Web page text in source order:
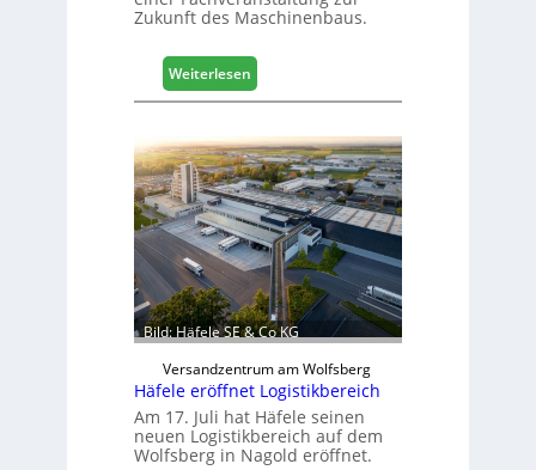
Zukunft des Maschinenbaus.
Weiterlesen:
M
s
c
h
i
n
e
n
b
a
u
d
i
g
i
t
Bild: Häfele SE & Co KG
Versandzentrum am Wolfsberg
Häfele eröffnet Logistikbereich
Am 17. Juli hat Häfele seinen
neuen Logistikbereich auf dem
Wolfsberg in Nagold eröffnet.